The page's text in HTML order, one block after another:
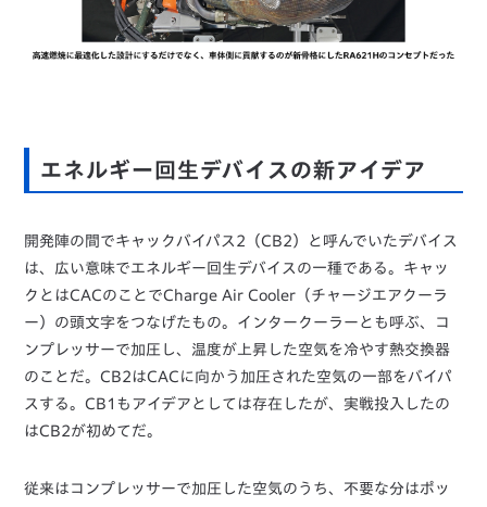
エネルギー回生デバイスの新アイデア
開発陣の間でキャックバイパス2（CB2）と呼んでいたデバイス
は、広い意味でエネルギー回生デバイスの一種である。キャッ
クとはCACのことでCharge Air Cooler（チャージエアクーラ
ー）の頭文字をつなげたもの。インタークーラーとも呼ぶ、コ
ンプレッサーで加圧し、温度が上昇した空気を冷やす熱交換器
のことだ。CB2はCACに向かう加圧された空気の一部をバイパ
スする。CB1もアイデアとしては存在したが、実戦投入したの
はCB2が初めてだ。
従来はコンプレッサーで加圧した空気のうち、不要な分はポッ